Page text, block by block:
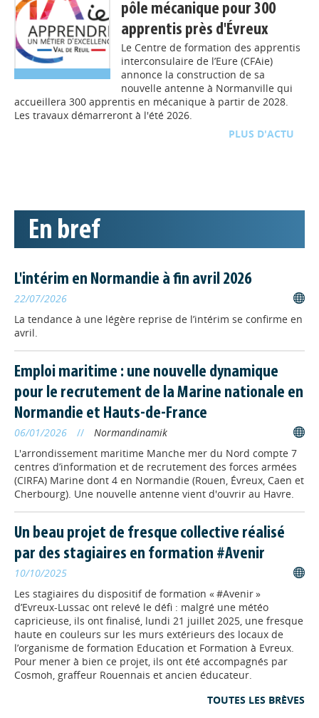
pôle mécanique pour 300
apprentis près d'Évreux
Le Centre de formation des apprentis
interconsulaire de l’Eure (CFAie)
annonce la construction de sa
nouvelle antenne à Normanville qui
accueillera 300 apprentis en mécanique à partir de 2028.
Les travaux démarreront à l'été 2026.
D'ACTU
normandes : plus que
répondre !
Afin d’évaluer la maturité numérique des structures de
formation et d’adapter son accompagnement, la Région
Normandie lance une enquête auprès des structures de
ALTERNANCE// 09/09/2025
Un nouveau campus de l'ESCCI
à Evreux
L’École Supérieure de la Chambre de
Commerce et d’Industrie (ESCCI)
inaugure un second campus à Evreux.
En bref
L'intérim en Normandie à fin avril 2026
22/07/2026
La tendance à une légère reprise de l’intérim se confirme en
avril.
Emploi maritime : une nouvelle dynamique
pour le recrutement de la Marine nationale en
Normandie et Hauts-de-France
06/01/2026 //
Normandinamik
L'arrondissement maritime Manche mer du Nord compte 7
centres d’information et de recrutement des forces armées
(CIRFA) Marine dont 4 en Normandie (Rouen, Évreux, Caen et
Cherbourg). Une nouvelle antenne vient d'ouvrir au Havre.
Un beau projet de fresque collective réalisé
par des stagiaires en formation #Avenir
10/10/2025
Les stagiaires du dispositif de formation « #Avenir »
d’Evreux-Lussac ont relevé le défi : malgré une météo
capricieuse, ils ont finalisé, lundi 21 juillet 2025, une fresque
haute en couleurs sur les murs extérieurs des locaux de
l’organisme de formation Education et Formation à Evreux.
Pour mener à bien ce projet, ils ont été accompagnés par
Cosmoh, graffeur Rouennais et ancien éducateur.
TOUTES LES BRÈVES